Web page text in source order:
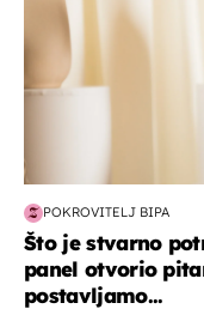
POKROVITELJ BIPA
Što je stvarno
panel otvorio
postavljamo...